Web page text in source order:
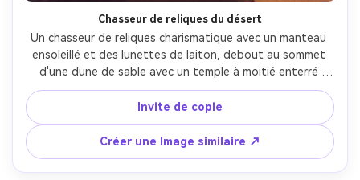
Chasseur de reliques du désert
Un chasseur de reliques charismatique avec un manteau
ensoleillé et des lunettes de laiton, debout au sommet
d'une dune de sable avec un temple à moitié enterré
derrière, tenant un artefact lumineux qui illumine leur
visage, coucher de soleil chaud avec de longues ombres,
particules de poussière, composition d'affiche fantaisie
d'aventure avec un espace négatif supérieur pour le logo,
textiles photoréalistes, tourné sur Sony A1, 50mm f/1.2,
classement des couleurs cinématographiques-AR 4:5
Invite de copie
Créer une Image similaire ↗